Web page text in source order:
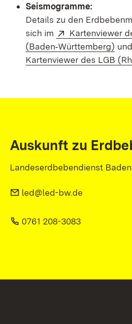
Seismogramme:
Details zu den
sich im
Kartenviewer
(Baden‑Württemberg)
Kartenviewer des LGB
Auskunft zu
Landeserdbebendienst
led@led-bw.de
0761 208-3083